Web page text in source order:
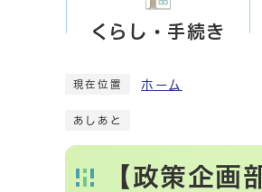
くらし・手続き
現在位置 ホーム
あしあと
【政策企